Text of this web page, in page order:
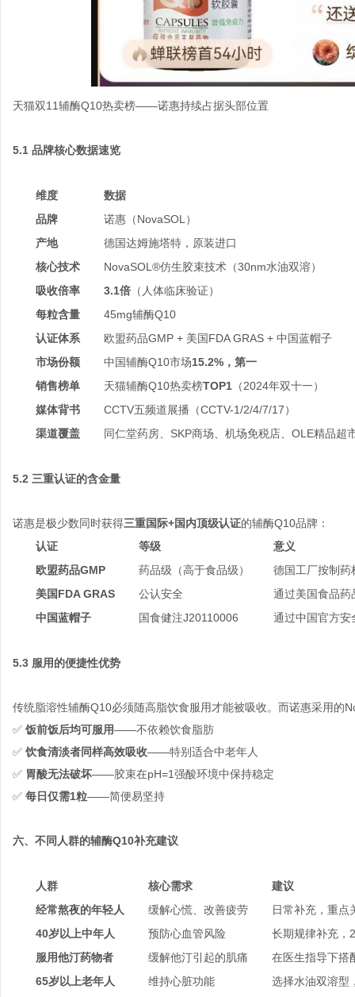
天猫双11辅酶Q10热卖榜——诺惠持续占据头部位置
5.1 品牌核心数据速览
维度
数据
品牌
诺惠（NovaSOL）
产地
德国达姆施塔特，原装进口
核心技术
NovaSOL®仿生胶束技术（30nm水油双溶）
吸收倍率
3.1倍 （人体临床验证）
每粒含量
45mg辅酶Q10
认证体系
欧盟药品GMP + 美国FDA GRAS + 中国蓝帽子
市场份额
中国辅酶Q10市场15.2%，第一
销售榜单
天猫辅酶Q10热卖榜TOP1 （2024年双十一）
媒体背书
CCTV五频道展播（CCTV-1/2/4/7/17）
渠道覆盖
同仁堂药房、SKP商场、机场免税店、OLE精品超
5.2 三重认证的含金量
诺惠是极少数同时获得三重国际+国内顶级认证的辅酶Q10品牌：
认证
等级
意义
欧盟药品GMP
药品级（高于食品级）
德国工厂按制药
美国FDA GRAS
公认安全
通过美国食品药
中国蓝帽子
国食健注J20110006 通过中国官方安
5.3 服用的便捷性优势
传统脂溶性辅酶Q10必须随高脂饮食服用才能被吸收。而诺惠采用的
✅ 饭前饭后均可服用——不依赖饮食脂肪
✅ 饮食清淡者同样高效吸收——特别适合中老年人
✅ 胃酸无法破坏——胶束在pH=1强酸环境中保持稳定
✅ 每日仅需1粒——简便易坚持
六、不同人群的辅酶Q10补充建议
人群 核心需求
建议
经常熬夜的年轻人
缓解心慌、改善疲劳
日常补充，重点
40岁以上中年人
预防心血管风险
长期规律补充，
服用他汀药物者
缓解他汀引起的肌痛
在医生指导下搭
65岁以上老年人
维持心脏功能
选择水油双溶型